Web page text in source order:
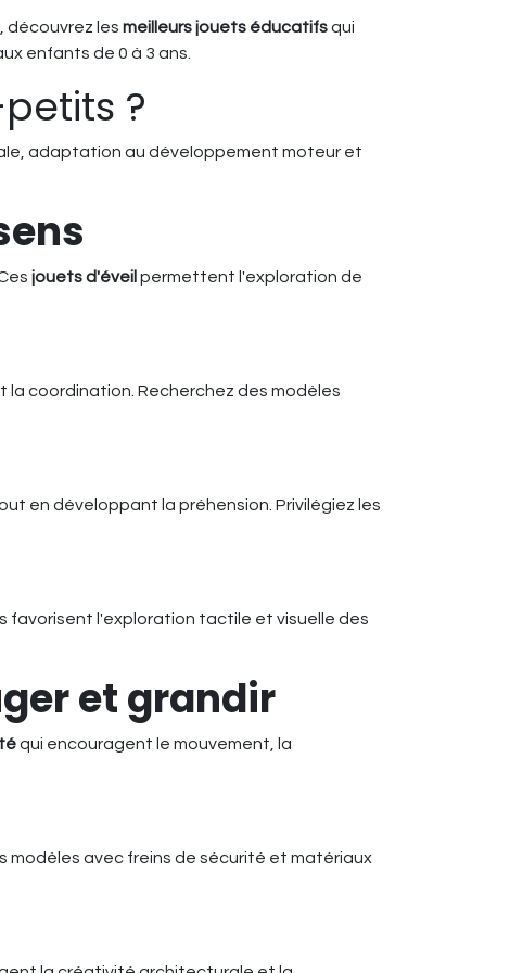
découvrez les meilleurs jouets éducatifsqui
enfants de 0 à 3 ans.
?
adaptation au développement moteur et
jouets d'éveil permettent l'exploration de
coordination. Recherchez des modèles
en développant la préhension. Privilégiez les
l'exploration tactile et visuelle des
et grandir
qui encouragent le mouvement, la
avec freins de sécurité et matériaux